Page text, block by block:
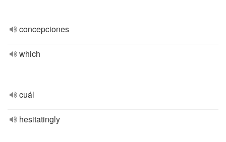
concepciones
which
cuál
hesitatingly